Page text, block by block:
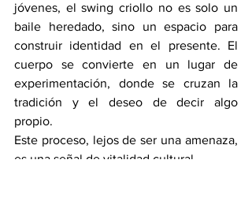
jóvenes, el swing criollo no es solo un
baile heredado, sino un espacio para
construir identidad en el presente. El
cuerpo se convierte en un lugar de
experimentación, donde se cruzan la
tradición y el deseo de decir algo
propio.
Este proceso, lejos de ser una amenaza,
es una señal de vitalidad cultural.